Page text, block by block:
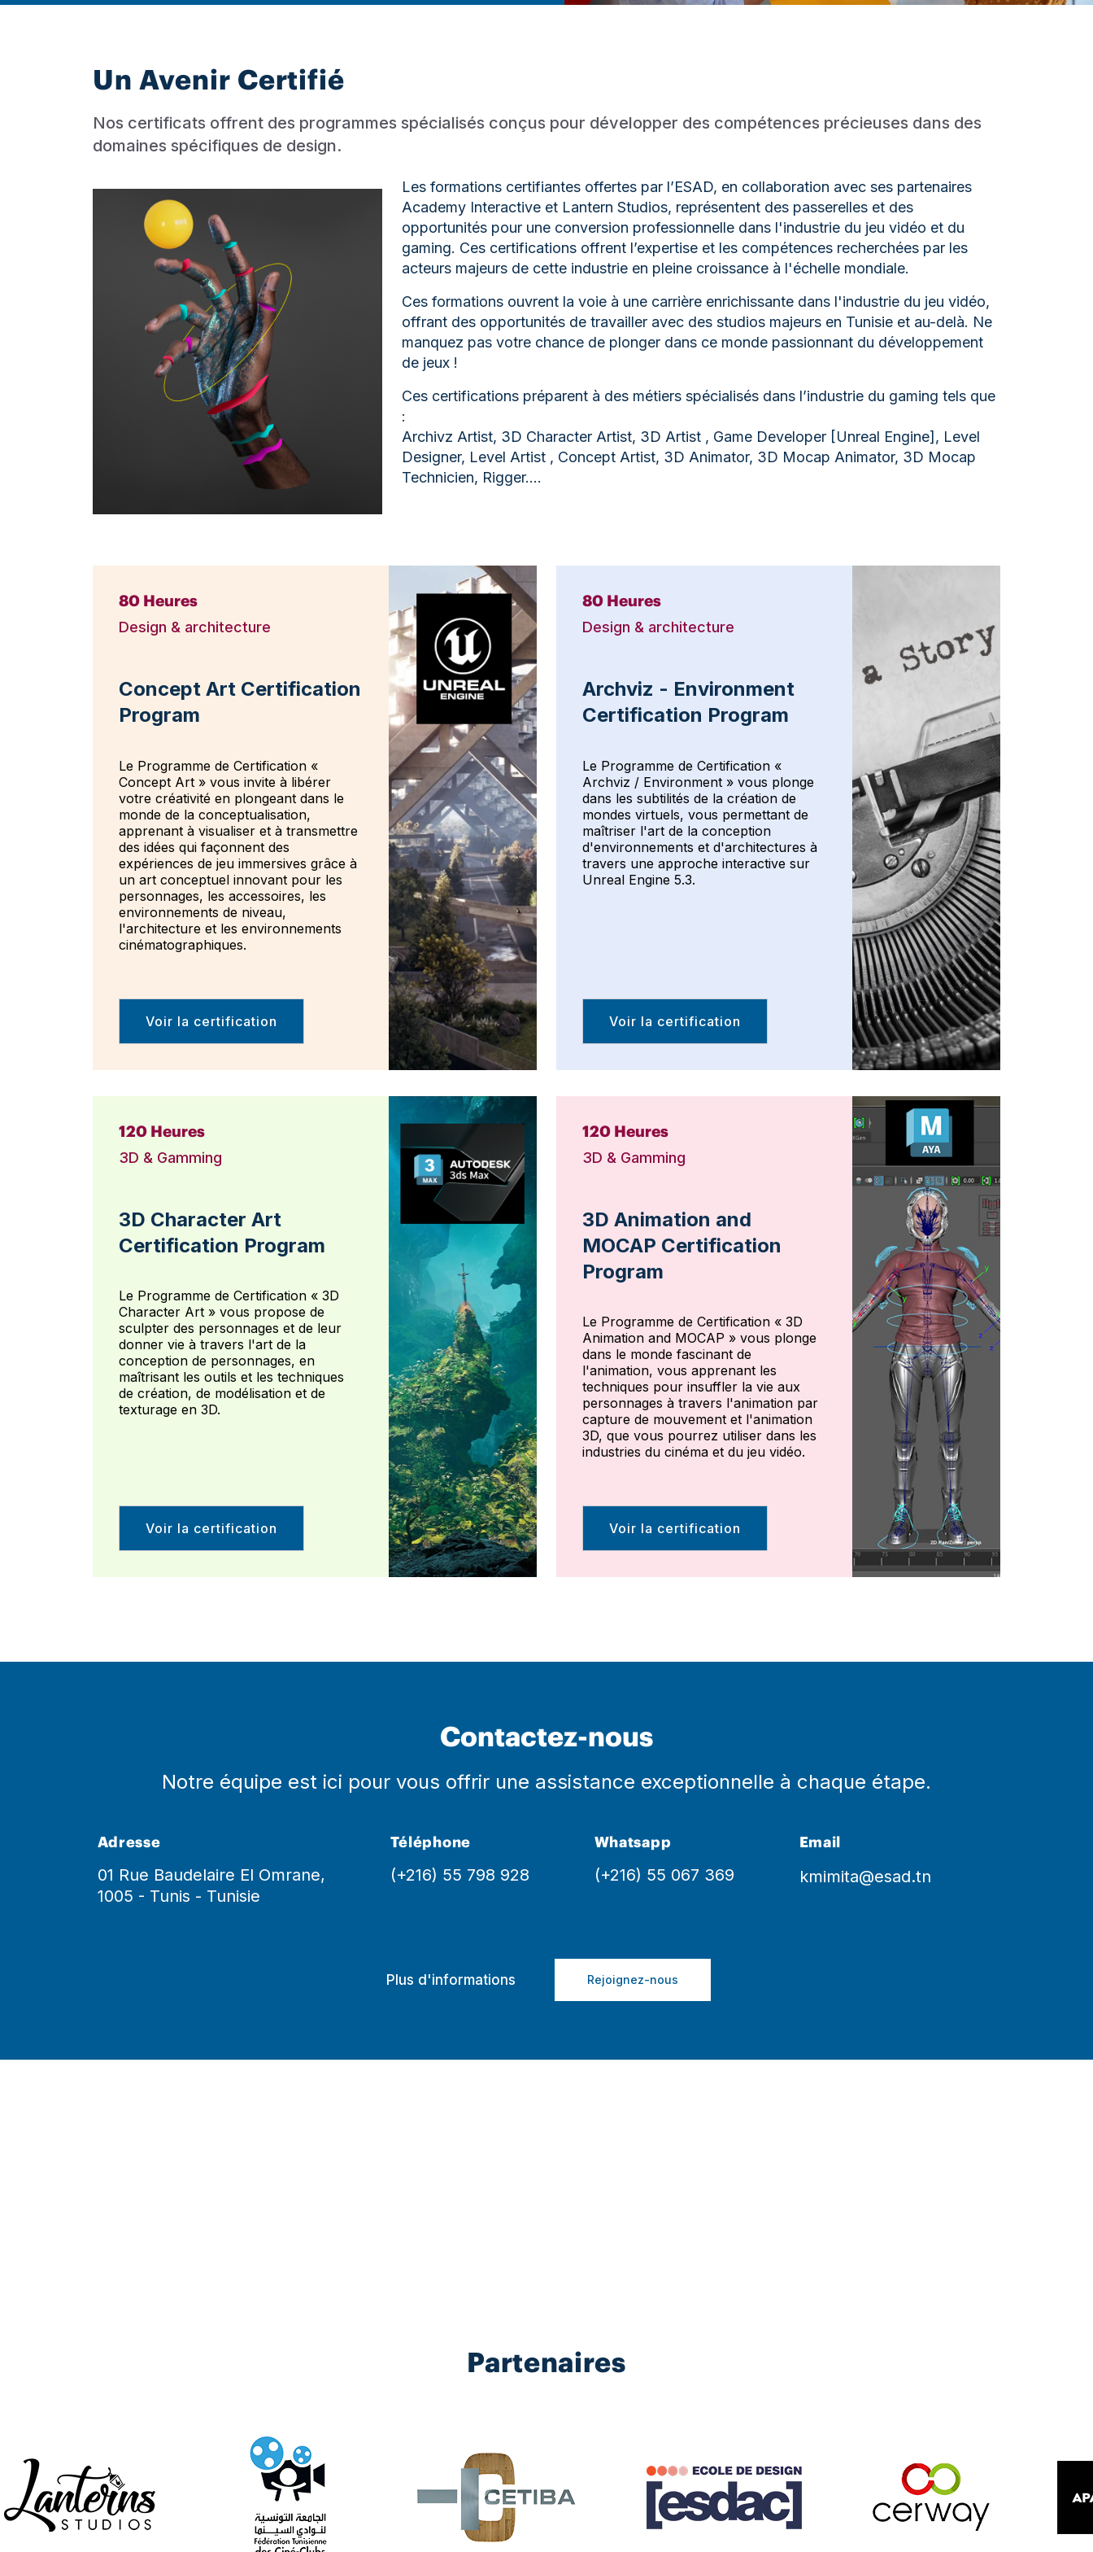
Un Avenir Certifié
Nos certificats offrent des programmes spécialisés conçus pour développer des compétences précieuses dans des
domaines spécifiques de design.
Les formations certifiantes offertes par l’ESAD, en collaboration avec ses partenaires
Academy Interactive et Lantern Studios, représentent des passerelles et des
opportunités pour une conversion professionnelle dans l'industrie du jeu vidéo et du
gaming. Ces certifications offrent l’expertise et les compétences recherchées par les
acteurs majeurs de cette industrie en pleine croissance à l'échelle mondiale.
Ces formations ouvrent la voie à une carrière enrichissante dans l'industrie du jeu vidéo,
offrant des opportunités de travailler avec des studios majeurs en Tunisie et au-delà. Ne
manquez pas votre chance de plonger dans ce monde passionnant du développement
de jeux !
Ces certifications préparent à des métiers spécialisés dans l’industrie du gaming tels que
:
Archivz Artist, 3D Character Artist, 3D Artist , Game Developer [Unreal Engine], Level
Designer, Level Artist , Concept Artist, 3D Animator, 3D Mocap Animator, 3D Mocap
Technicien, Rigger….
80 Heures
Design & architecture
Concept Art Certification
Program
Le Programme de Certification «
Concept Art » vous invite à libérer
votre créativité en plongeant dans le
monde de la conceptualisation,
apprenant à visualiser et à transmettre
des idées qui façonnent des
expériences de jeu immersives grâce à
un art conceptuel innovant pour les
personnages, les accessoires, les
environnements de niveau,
l'architecture et les environnements
cinématographiques.
Voir la certification
80 Heures
Design & architecture
Archviz - Environment
Certification Program
Le Programme de Certification «
Archviz / Environment » vous plonge
dans les subtilités de la création de
mondes virtuels, vous permettant de
maîtriser l'art de la conception
d'environnements et d'architectures à
travers une approche interactive sur
Unreal Engine 5.3.
Voir la certification
120 Heures
3D & Gamming
3D Character Art
Certification Program
Le Programme de Certification « 3D
Character Art » vous propose de
sculpter des personnages et de leur
donner vie à travers l'art de la
conception de personnages, en
maîtrisant les outils et les techniques
de création, de modélisation et de
texturage en 3D.
Voir la certification
120 Heures
3D & Gamming
3D Animation and
MOCAP Certification
Program
Le Programme de Certification « 3D
Animation and MOCAP » vous plonge
dans le monde fascinant de
l'animation, vous apprenant les
techniques pour insuffler la vie aux
personnages à travers l'animation par
capture de mouvement et l'animation
3D, que vous pourrez utiliser dans les
industries du cinéma et du jeu vidéo.
Voir la certification
Contactez-nous
Notre équipe est ici pour vous offrir une assistance exceptionnelle à chaque étape.
Adresse
01 Rue Baudelaire El Omrane,
1005 - Tunis - Tunisie
Téléphone
(+216) 55 798 928
Whatsapp
(+216) 55 067 369
Email
kmimita@esad.tn
Plus d'informations Rejoignez-nous
Partenaires